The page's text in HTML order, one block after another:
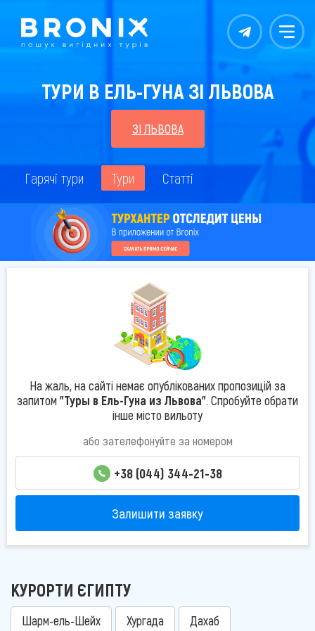
Контакты Меню
ТУРИ В ЕЛЬ-ГУНА ЗІ ЛЬВОВА
ЗІ ЛЬВОВА
Гарячі тури Тури Статті
На жаль, на сайті немає опублікованих пропозицій за
запитом "Туры в Ель-Гуна из Львова". Спробуйте обрати
інше місто вильоту
або зателефонуйте за номером
+38 (044) 344-21-38
Залишити заявку
КУРОРТИ ЄГИПТУ
Шарм-ель-Шейх Хургада Дахаб